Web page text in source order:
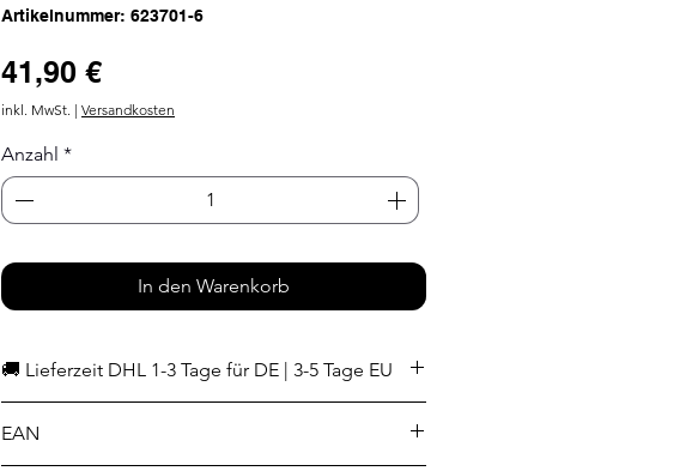
Artikelnummer: 623701-6
41,90 €Preis
inkl. MwSt. | Versandkosten
Anzahl *
In den Warenkorb
🚚 Lieferzeit DHL 1-3 Tage für DE | 3-5 Tage EU
EAN